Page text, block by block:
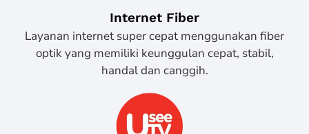
Internet Fiber
Layanan internet super cepat menggunakan fiber
optik yang memiliki keunggulan cepat, stabil,
handal dan canggih.